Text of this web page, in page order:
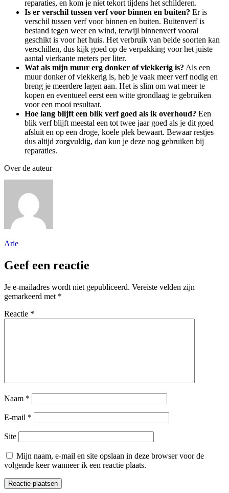
reparaties, en kom je niet tekort tijdens het schilderen.
Is er verschil tussen verf voor binnen en buiten? Er is
verschil tussen verf voor binnen en buiten. Buitenverf is
bestand tegen weer en wind, terwijl binnenverf vooral
geschikt is voor het huis. Het verbruik van beide soorten kan
verschillen, dus kijk goed op de verpakking voor het juiste
aantal vierkante meters per liter.
Wat als mijn muur erg donker of vlekkerig is? Als een
muur donker of vlekkerig is, heb je vaak meer verf nodig en
breng je meerdere lagen aan. Het is slim om wat meer te
kopen en eventueel eerst een witte grondlaag te gebruiken
voor een mooi resultaat.
Hoe lang blijft een blik verf goed als ik overhoud? Een
blik verf blijft meestal een tot twee jaar goed als je dit goed
afsluit en op een droge, koele plek bewaart. Bewaar restjes
dus altijd zorgvuldig, dan kun je deze nog gebruiken bij
reparaties.
Over de auteur
Arie
Geef een reactie
Je e-mailadres wordt niet gepubliceerd. Vereiste velden zijn
gemarkeerd met *
Reactie *
Naam *
E-mail *
Site
Mijn naam, e-mail en site opslaan in deze browser voor de
volgende keer wanneer ik een reactie plaats.